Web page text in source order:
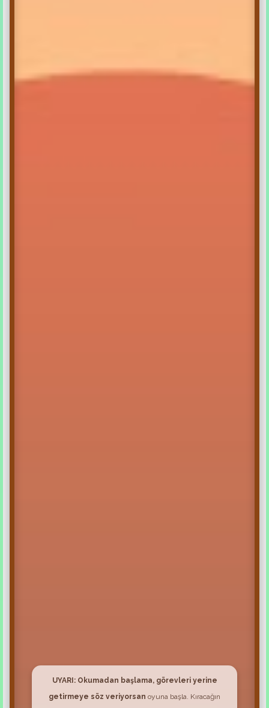
UYARI: Okumadan başlama, görevleri yerine
getirmeye söz veriyorsan oyuna başla. Kıracağın